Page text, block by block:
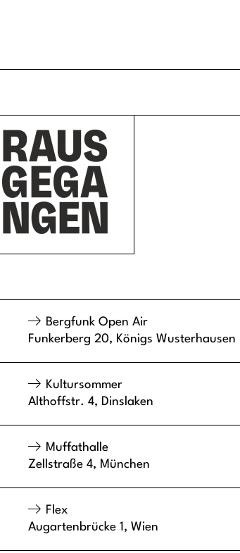
Bergfunk Open Air
Funkerberg 20, Königs Wusterhausen
Kultursommer
Althoffstr. 4, Dinslaken
Muffathalle
Zellstraße 4, München
Flex
Augartenbrücke 1, Wien